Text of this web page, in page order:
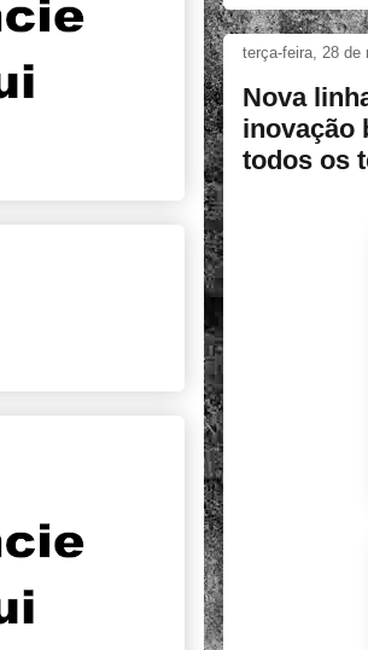
terça-feira, 28 de
Nova
inovação
todos os